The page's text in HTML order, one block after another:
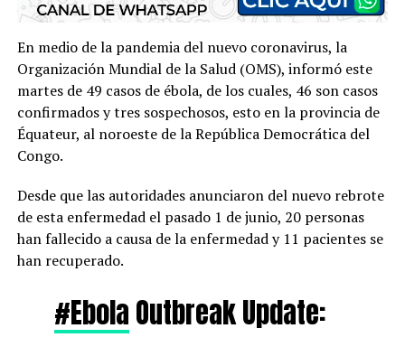
En medio de la pandemia del nuevo coronavirus, la
Organización Mundial de la Salud (OMS), informó este
martes de 49 casos de ébola, de los cuales, 46 son casos
confirmados y tres sospechosos, esto en la provincia de
Équateur, al noroeste de la República Democrática del
Congo.
Desde que las autoridades anunciaron del nuevo rebrote
de esta enfermedad el pasado 1 de junio, 20 personas
han fallecido a causa de la enfermedad y 11 pacientes se
han recuperado.
#EbolaOutbreak Update: